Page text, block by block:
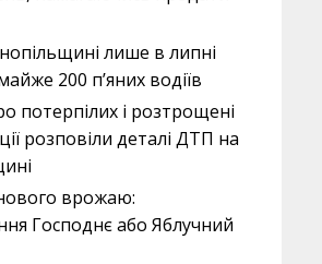
лише в липні
200 п’яних водіїв
потерпілих і розтрощені
розповіли деталі ДТП на
врожаю:
Господнє або Яблучний